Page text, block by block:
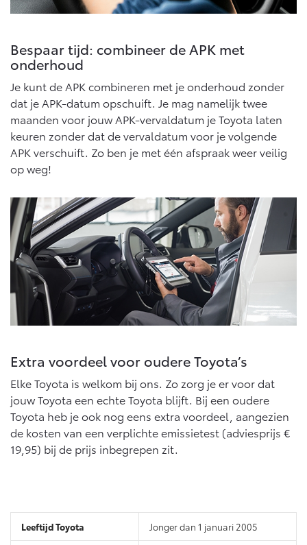
BATTERIJ-ELEKTRISCH
Vanaf € 39.995,-
bZ4X Touring
BATTERIJ-ELEKTRISCH
Vanaf € 48.995,-
Mirai
WATERSTOF-ELEKTRISCH
Vanaf € 76.695,-
Proace City (excl. BTW)
OOK ALS BATTERIJ-
ELEKTRISCH
Vanaf € 27.945,-
Proace (excl. BTW)
OOK ALS BATTERIJ-
ELEKTRISCH
Proace Verso
BATTERIJ-ELEKTRISCH
Proace Max (excl. BTW)
OOK ALS BATTERIJ-
ELEKTRISCH
Hilux (excl. BTW)
OOK ALS BATTERIJ-
ELEKTRISCH
Bespaar tijd: combineer de APK met
onderhoud
Je kunt de APK combineren met je onderhoud zonder
dat je APK-datum opschuift. Je mag namelijk twee
maanden voor jouw APK-vervaldatum je Toyota laten
keuren zonder dat de vervaldatum voor je volgende
APK verschuift. Zo ben je met één afspraak weer veilig
op weg!
Extra voordeel voor oudere Toyota’s
Elke Toyota is welkom bij ons. Zo zorg je er voor dat
jouw Toyota een echte Toyota blijft. Bij een oudere
Toyota heb je ook nog eens extra voordeel, aangezien
de kosten van een verplichte emissietest (adviesprijs €
19,95) bij de prijs inbegrepen zit.
Jonger dan 1 januari 2005